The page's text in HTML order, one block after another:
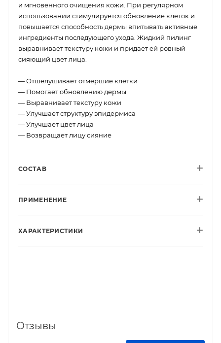
и мгновенного очищения кожи. При регулярном
использовании стимулируется обновление клеток и
повышается способность дермы впитывать активные
ингредиенты последующего ухода. Жидкий пилинг
выравнивает текстуру кожи и придает ей ровный
сияющий цвет лица.
— Отшелушивает отмершие клетки
— Помогает обновлению дермы
— Выравнивает текстуру кожи
— Улучшает структуру эпидермиса
— Улучшает цвет лица
— Возвращает лицу сияние
СОСТАВ
ПРИМЕНЕНИЕ
ХАРАКТЕРИСТИКИ
Отзывы